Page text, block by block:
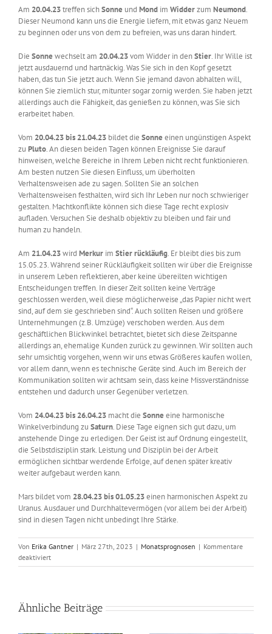
Am 20.04.23treffen sichSonne und Mond im Widderzum Neumond.
Dieser Neumond kann uns die Energie liefern, mit etwas ganz Neuem
zu beginnen oder uns von dem zu befreien, was uns daran hindert.
Die Sonne wechselt am 20.04.23vom Widder in denStier. Ihr Wille ist
jetzt ausdauernd und hartnäckig. Was Sie sich in den Kopf gesetzt
haben, das tun Sie jetzt auch. Wenn Sie jemand davon abhalten will,
können Sie ziemlich stur, mitunter sogar zornig werden. Sie haben jetzt
allerdings auch die Fähigkeit, das genießen zu können, was Sie sich
erarbeitet haben.
Vom 20.04.23 bis 21.04.23 bildet die Sonne einen ungünstigen Aspekt
zu Pluto. An diesen beiden Tagen können Ereignisse Sie darauf
hinweisen, welche Bereiche in Ihrem Leben nicht recht funktionieren.
Am besten nutzen Sie diesen Einfluss, um überholten
Verhaltensweisen ade zu sagen. Sollten Sie an solchen
Verhaltensweisen festhalten, wird sich Ihr Leben nur noch schwieriger
gestalten. Machtkonflikte können sich diese Tage recht explosiv
aufladen. Versuchen Sie deshalb objektiv zu bleiben und fair und
human zu handeln.
Am 21.04.23wird Merkur im Stierrückläufig. Er bleibt dies bis zum
15.05.23. Während seiner Rückläufigkeit sollten wir über die Ereignisse
in unserem Leben reflektieren, aber keine übereilten wichtigen
Entscheidungen treffen. In dieser Zeit sollten keine Verträge
geschlossen werden, weil diese möglicherweise „das Papier nicht wert
sind, auf dem sie geschrieben sind“. Auch sollten Reisen und größere
Unternehmungen (z.B. Umzüge) verschoben werden. Aus dem
geschäftlichen Blickwinkel betrachtet, bietet sich diese Zeitspanne
allerdings an, ehemalige Kunden zurück zu gewinnen. Wir sollten auch
sehr umsichtig vorgehen, wenn wir uns etwas Größeres kaufen wollen,
vor allem dann, wenn es technische Geräte sind. Auch im Bereich der
Kommunikation sollten wir achtsam sein, dass keine Missverständnisse
entstehen und dadurch unser Gegenüber verletzen.
Vom 24.04.23 bis 26.04.23 macht die Sonne eine harmonische
Winkelverbindung zu Saturn. Diese Tage eignen sich gut dazu, um
anstehende Dinge zu erledigen. Der Geist ist auf Ordnung eingestellt,
die Selbstdisziplin stark. Leistung und Disziplin bei der Arbeit
ermöglichen sichtbar werdende Erfolge, auf denen später kreativ
weiter aufgebaut werden kann.
Mars bildet vom 28.04.23 bis 01.05.23einen harmonischen Aspekt zu
Uranus. Ausdauer und Durchhaltevermögen (vor allem bei der Arbeit)
sind in diesen Tagen nicht unbedingt Ihre Stärke.
Von Erika Gantner | März 27th, 2023 | Monatsprognosen | Kommentare
deaktiviertfür
Astrologisch
–
Ähnliche Beiträge